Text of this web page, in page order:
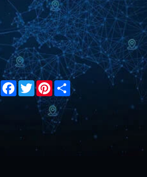
Facebook
TwitterPinterest
Share